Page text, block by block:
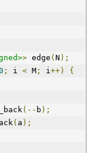
> edge ( N );
; i < M ; i++)
{
(-- b );
( a );